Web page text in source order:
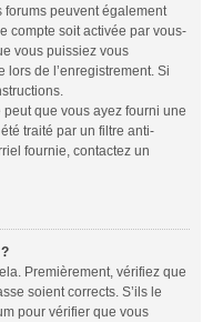
peuvent également
compte soit activée par vous-
vous puissiez vous
lors de l’enregistrement. Si
que vous ayez fourni une
traité par un filtre anti-
fournie, contactez un
Premièrement, vérifiez que
soient corrects. S’ils le
pour vérifier que vous